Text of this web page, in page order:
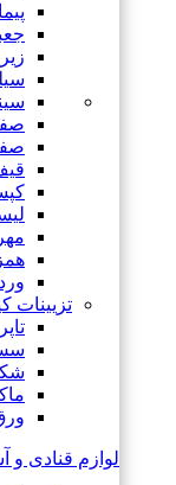
تزیینات
لوازم قنادی و